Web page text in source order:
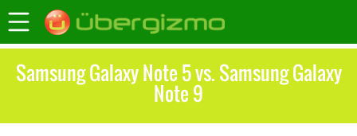
Samsung Galaxy Note 5 vs. Samsung Galaxy
Note 9